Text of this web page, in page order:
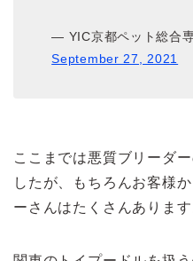
— YIC京都ペット総合
September 27, 2021
ここまでは悪質ブリーダ
したが、もちろんお客様
ーさんはたくさんあります